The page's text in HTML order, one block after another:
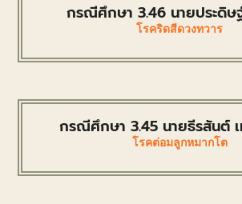
กรณีศึกษา 3.46 นายประดิษ
โรคริดสีดวงทวาร
กรณีศึกษา 3.45 นายธีรสันต์
โรคต่อมลูกหมากโต